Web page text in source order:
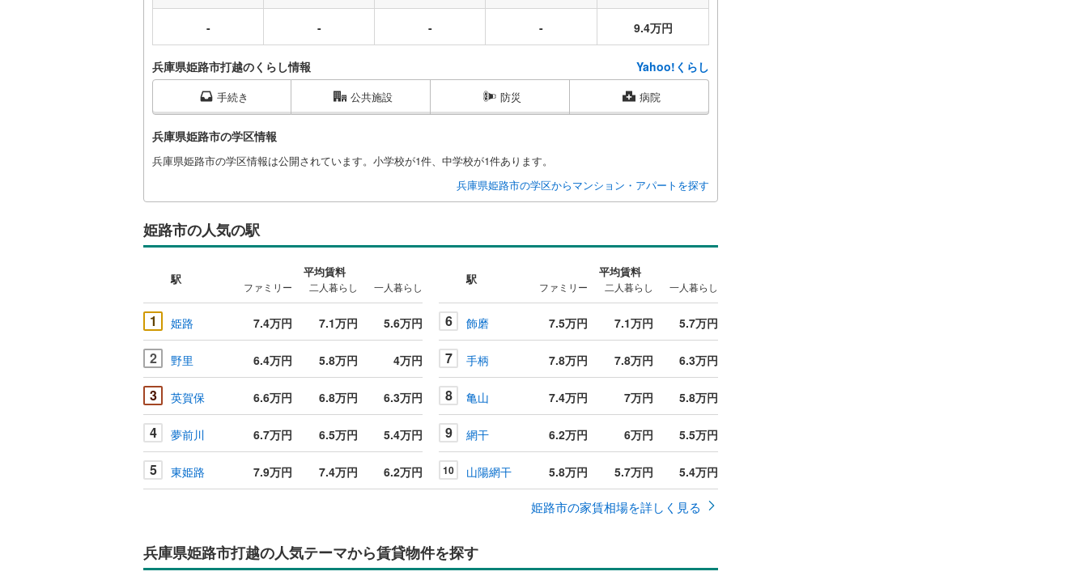
- - - - 9.4万円
兵庫県姫路市打越のくらし情報 Yahoo!くらし
手続き 公共施設 防災 病院
兵庫県姫路市の学区情報
兵庫県姫路市の学区情報は公開されています。小学校が1件、中学校が1件あります。
兵庫県姫路市の学区からマンション・アパートを探す
姫路市の人気の駅
駅 平均賃料
ファミリー 二人暮らし 一人暮らし
駅 平均賃料
ファミリー 二人暮らし 一人暮らし
1 姫路 7.4万円 7.1万円 5.6万円
2 野里 6.4万円 5.8万円 4万円
3 英賀保 6.6万円 6.8万円 6.3万円
4 夢前川 6.7万円 6.5万円 5.4万円
5 東姫路 7.9万円 7.4万円 6.2万円
6 飾磨 7.5万円 7.1万円 5.7万円
7 手柄 7.8万円 7.8万円 6.3万円
8 亀山 7.4万円 7万円 5.8万円
9 網干 6.2万円 6万円 5.5万円
10 山陽網干 5.8万円 5.7万円 5.4万円
姫路市の家賃相場を詳しく見る
兵庫県姫路市打越の人気テーマから賃貸物件を探す